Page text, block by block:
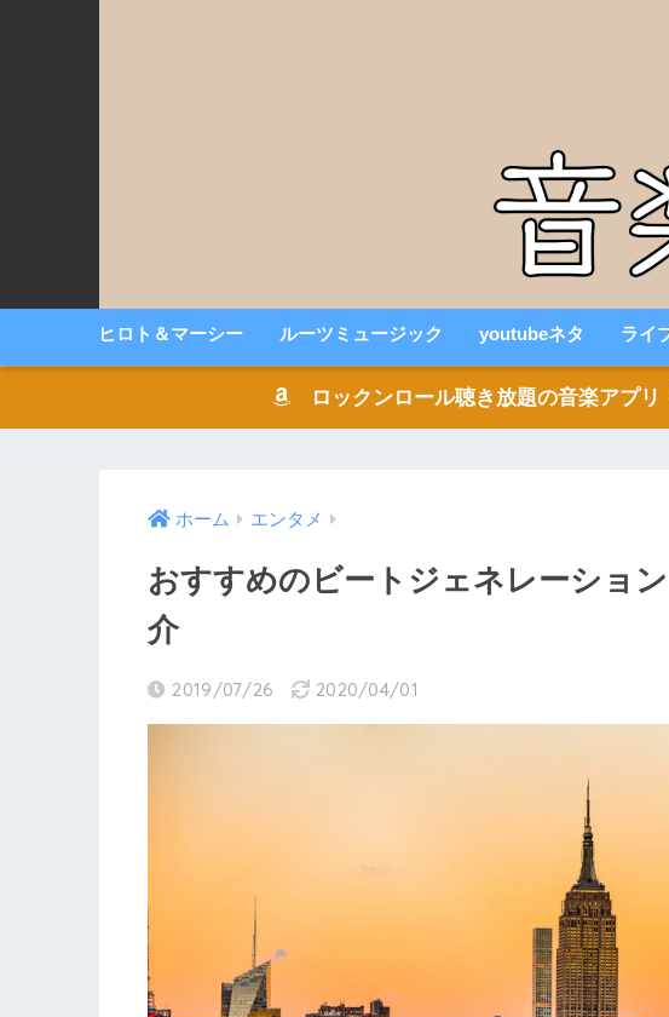
ヒロト＆マーシー ルーツミュージック youtubeネタ ライ
ロックンロール聴き放題の音楽アプリ
ホーム エンタメ
おすすめのビートジェネレーショ
介
2019/07/26 2020/04/01